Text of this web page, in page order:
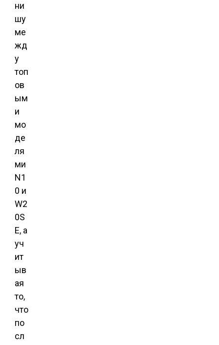
ни
шу
ме
жд
у
топ
ов
ым
и
мо
де
ля
ми
N1
0 и
W2
0S
E, а
уч
ит
ыв
ая
то,
что
по
сл